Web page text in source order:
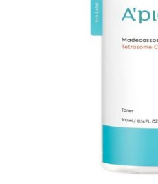
ビューティジャーナルから探す